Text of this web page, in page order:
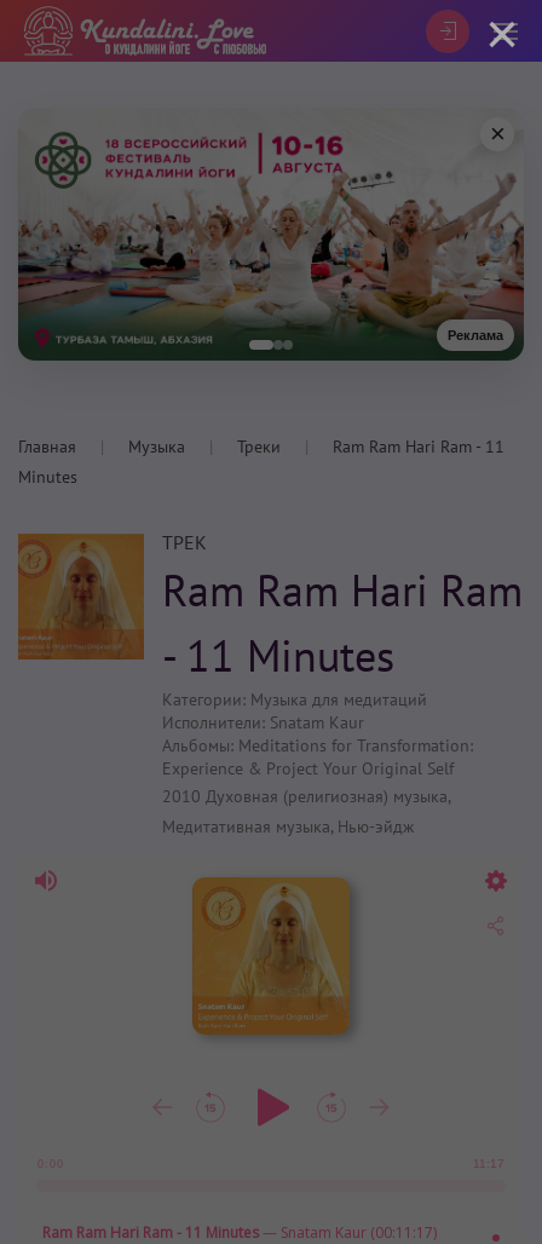
Реклама
×
Главная Музыка Треки
Ram Ram Hari Ram - 11
Minutes
ТРЕК
Ram Ram Hari Ram
- 11 Minutes
Категории: Музыка для медитаций
Исполнители: Snatam Kaur
Альбомы: Meditations for Transformation:
Experience & Project Your Original Self
2010Духовная (религиозная) музыка,
Медитативная музыка, Нью-эйдж
0:00 11:17
Ram Ram Hari Ram - 11 Minutes— Snatam Kaur (00:11:17)
×